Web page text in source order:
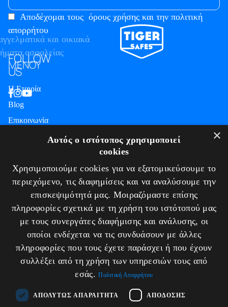
Αποδέχομαι τους όρους χρήσης και την πολιτική
απορρήτου
FOLLOW
US
ΜΕΝΟΥ
Η Εταιρία
Blog
Επικοινωνία
ΠΛΗΡΟΦΟΡΙΕΣ
Πιστοποιήσεις
Πολιτική απορρήτου
Τρόποι πληρωμής
Πολιτική Επιστροφών / Ακυρώσεων
ΕΠΙΚΟΙΝΩΝΙΑ
Λεωφ. Κωνσταντίνου Καραμανλή 174
Τ.Κ. 542 48 - Θεσσαλονίκη
T.+30.2310.220.221
E.info@tigersafes.gr
×
Αυτός ο ιστότοπος χρησιμοποιεί
cookies
Χρησιμοποιούμε cookies για να εξατομικεύσουμε το
περιεχόμενο, τις διαφημίσεις και να αναλύσουμε την
επισκεψιμότητά μας. Μοιραζόμαστε επίσης
πληροφορίες σχετικά με τη χρήση του ιστότοπού μας
με τους συνεργάτες διαφήμισης και ανάλυσης, οι
οποίοι ενδέχεται να τις συνδυάσουν με άλλες
πληροφορίες που τους έχετε παράσχει ή που έχουν
συλλέξει από τη χρήση των υπηρεσιών τους από
εσάς.Πολιτική Απορρήτου
ΑΠΟΛΎΤΩΣ ΑΠΑΡΑΊΤΗΤΑ ΑΠΌΔΟΣΗΣ